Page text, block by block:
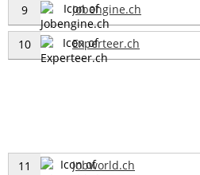
9 Jobengine.ch
10 Experteer.ch
11 Jobworld.ch